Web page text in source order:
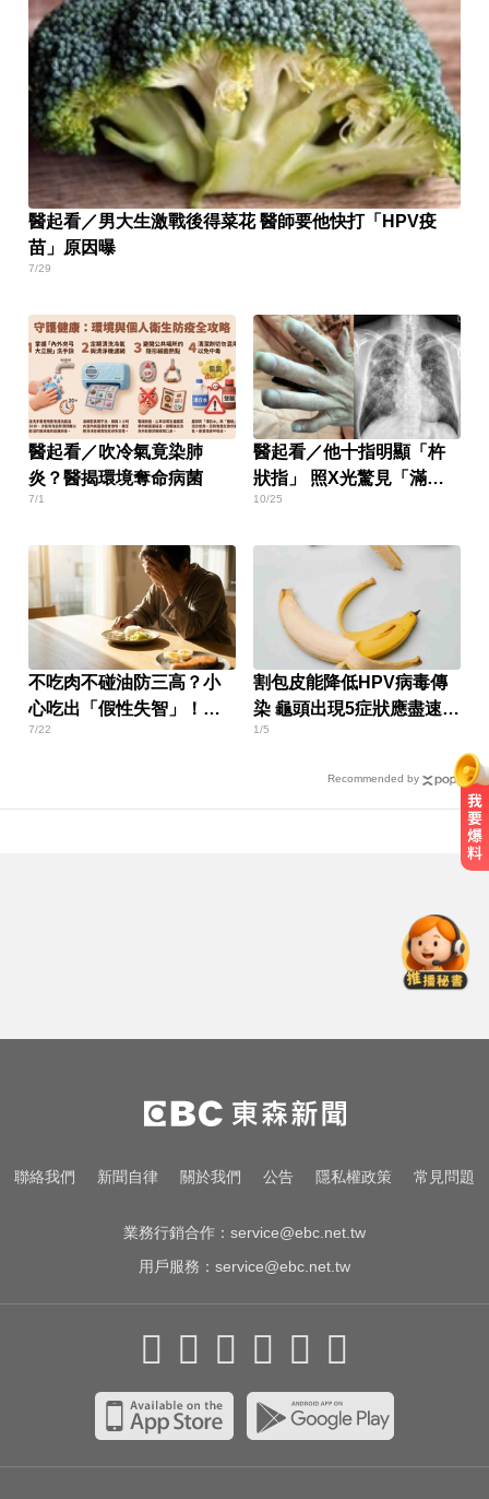
醫起看／男大生激戰後得菜花 醫師要他快打「HPV疫
苗」原因曝
7/29
醫起看／吹冷氣竟染肺
炎？醫揭環境奪命病菌
7/1
醫起看／他十指明顯「杵
狀指」 照X光驚見「滿天
星的肺結節」
10/25
不吃肉不碰油防三高？小
心吃出「假性失智」！醫
曝關鍵營養素缺乏危機
7/22
割包皮能降低HPV病毒傳
染 龜頭出現5症狀應盡速就
醫
1/5
Recommended by
女性罹難
寬魚營收衰退 「點名王心凌、楊丞
琳」網笑翻：太誠實
快訊／白海豚逼近！新竹縣尖石、
聯絡我們 新聞自律 關於我們 公告 隱私權政策 常見問題
業務行銷合作： service@ebc.net.tw
用戶服務： service@ebc.net.tw